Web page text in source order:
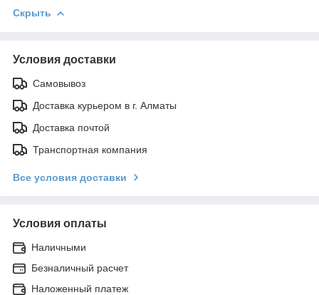
Скрыть
Условия доставки
Самовывоз
Доставка курьером в г. Алматы
Доставка почтой
Транспортная компания
Все условия доставки
Условия оплаты
Наличными
Безналичный расчет
Наложенный платеж